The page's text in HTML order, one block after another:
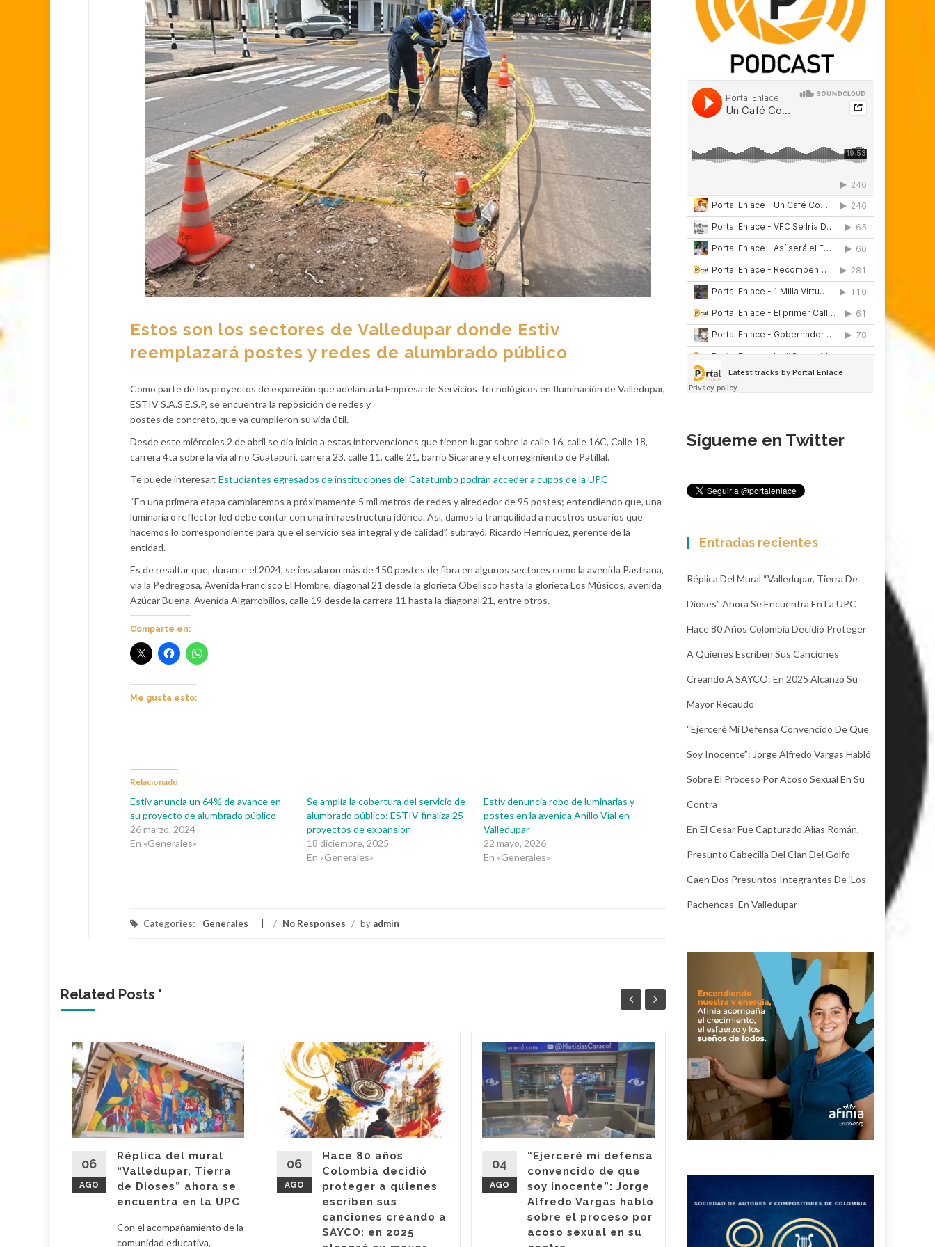
Estos son los sectores de Valledupar donde Estiv
reemplazará postes y redes de alumbrado público
Como parte de los proyectos de expansión que adelanta la Empresa de Servicios Tecnológicos en Iluminación de Valledupar,
ESTIV S.A.S E.S.P, se encuentra la reposición de redes y
postes de concreto, que ya cumplieron su vida útil.
Desde este miércoles 2 de abril se dio inicio a estas intervenciones que tienen lugar sobre la calle 16, calle 16C, Calle 18,
carrera 4ta sobre la vía al río Guatapurí, carrera 23, calle 11, calle 21, barrio Sicarare y el corregimiento de Patillal.
Te puede interesar: Estudiantes egresados de instituciones del Catatumbo podrán acceder a cupos de la UPC
“En una primera etapa cambiaremos a próximamente 5 mil metros de redes y alrededor de 95 postes; entendiendo que, una
luminaria o reflector led debe contar con una infraestructura idónea. Así, damos la tranquilidad a nuestros usuarios que
hacemos lo correspondiente para que el servicio sea integral y de calidad”, subrayó, Ricardo Henríquez, gerente de la
entidad.
Es de resaltar que, durante el 2024, se instalaron más de 150 postes de fibra en algunos sectores como la avenida Pastrana,
vía la Pedregosa, Avenida Francisco El Hombre, diagonal 21 desde la glorieta Obelisco hasta la glorieta Los Músicos, avenida
Azúcar Buena, Avenida Algarrobillos, calle 19 desde la carrera 11 hasta la diagonal 21, entre otros.
Comparte en:
Me gusta esto:
Relacionado
Estiv anuncia un 64% de avance en
su proyecto de alumbrado público
26 marzo, 2024
En «Generales»
Se amplía la cobertura del servicio de
alumbrado público: ESTIV finaliza 25
proyectos de expansión
18 diciembre, 2025
En «Generales»
Estiv denuncia robo de luminarias y
postes en la avenida Anillo Víal en
Valledupar
22 mayo, 2026
En «Generales»
Categories: Generales / No Responses / by admin
Related Posts '
06
AGO
Réplica del mural
“Valledupar, Tierra
de Dioses” ahora se
encuentra en la UPC
Con el acompañamiento de la
comunidad educativa,
06
AGO
Hace 80 años
Colombia decidió
proteger a quienes
escriben sus
canciones creando a
SAYCO: en 2025
04
AGO
“Ejerceré mi defensa
convencido de que
soy inocente”: Jorge
Alfredo Vargas habló
sobre el proceso por
acoso sexual en su
04
AGO
irregularidades en
contrataciones en el
Hospital Rosario
Pumarejo? la nueva
agente interventora
nueva agente interventora
del Hospital Rosario
Pumarejo de López,
Sígueme en Twitter
Entradas recientes
Réplica Del Mural “Valledupar, Tierra De
Dioses” Ahora Se Encuentra En La UPC
Hace 80 Años Colombia Decidió Proteger
A Quienes Escriben Sus Canciones
Creando A SAYCO: En 2025 Alcanzó Su
Mayor Recaudo
“Ejerceré Mi Defensa Convencido De Que
Soy Inocente”: Jorge Alfredo Vargas Habló
Sobre El Proceso Por Acoso Sexual En Su
Contra
En El Cesar Fue Capturado Alias Román,
Presunto Cabecilla Del Clan Del Golfo
Caen Dos Presuntos Integrantes De ‘Los
Pachencas’ En Valledupar